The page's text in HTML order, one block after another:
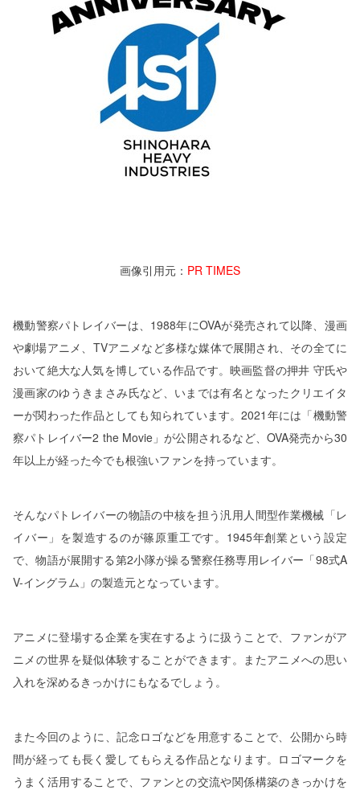
画像引用元： PR TIMES
機動警察パトレイバーは、1988年にOVAが発売されて以降、漫画
や劇場アニメ、TVアニメなど多様な媒体で展開され、その全てに
おいて絶大な人気を博している作品です。映画監督の押井 守氏や
漫画家のゆうきまさみ氏など、いまでは有名となったクリエイタ
ーが関わった作品としても知られています。2021年には「機動警
察パトレイバー2 the Movie」が公開されるなど、OVA発売から30
年以上が経った今でも根強いファンを持っています。
そんなパトレイバーの物語の中核を担う汎用人間型作業機械「レ
イバー」を製造するのが篠原重工です。1945年創業という設定
で、物語が展開する第2小隊が操る警察任務専用レイバー「98式A
V-イングラム」の製造元となっています。
アニメに登場する企業を実在するように扱うことで、ファンがア
ニメの世界を疑似体験することができます。またアニメへの思い
入れを深めるきっかけにもなるでしょう。
また今回のように、記念ロゴなどを用意することで、公開から時
間が経っても長く愛してもらえる作品となります。ロゴマークを
うまく活用することで、ファンとの交流や関係構築のきっかけを